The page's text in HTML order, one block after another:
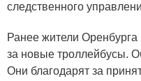
следственного
Ранее жители
за новые троллейбусы.
Они благодарят за